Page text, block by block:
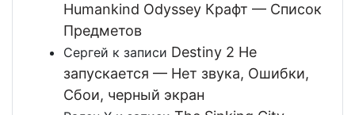
Humankind Odyssey Крафт — Список
Предметов
Сергей к записи Destiny 2 Не
запускается — Нет звука, Ошибки,
Сбои, черный экран